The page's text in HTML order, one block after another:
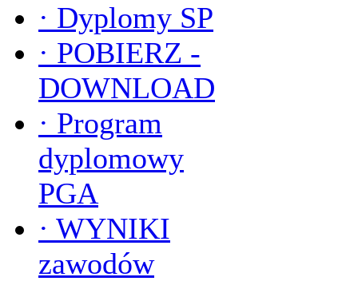
· Dyplomy SP
· POBIERZ -
DOWNLOAD
· Program
dyplomowy
PGA
· WYNIKI
zawodów